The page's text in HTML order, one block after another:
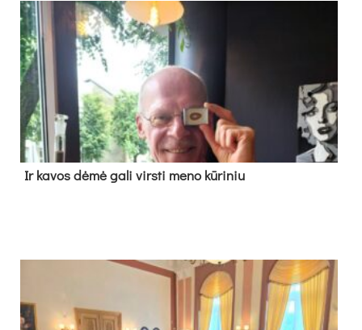
Ir ka­vos dė­mė ga­li virs­ti me­no kū­ri­niu